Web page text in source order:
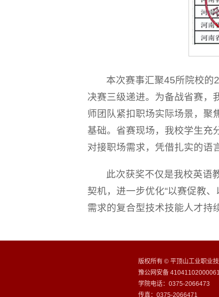
本次赛事汇聚45所院校的
决赛三级递进。为备战省赛，
师团队紧扣职场实际场景，聚
基础。省赛现场，我校学生充
对接职场需求，凭借扎实的语
此次获奖不仅是我校英语
契机，进一步优化“以赛促教
需求的复合型技术技能人才持
版权所有 © 平顶山工业职业
豫公网安备
学院电话：0375-2066473
传真：0375-2066471